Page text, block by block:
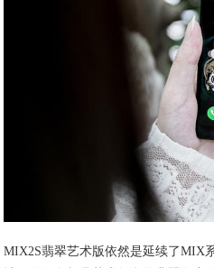
MIX2S翡翠艺术版依然是延续了MIX